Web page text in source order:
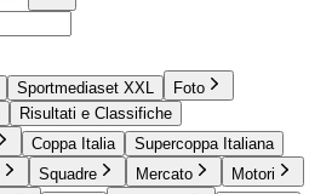
Sportmediaset XXL
Foto
Risultati e Classifiche
Coppa Italia
Supercoppa Italiana
Squadre Mercato
Motori